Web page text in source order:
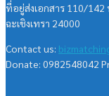
ที่อยู่ส่งเอกสาร 110/142
ฉะเชิงเทรา 24000
Contact us:
Donate: 0982548042